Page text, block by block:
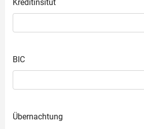
Kreditinsitut
BIC
Übernachtung